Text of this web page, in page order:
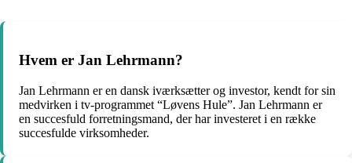
Hvem er Jan Lehrmann?
Jan Lehrmann er en dansk iværksætter og investor, kendt for sin
medvirken i tv-programmet “Løvens Hule”. Jan Lehrmann er
en succesfuld forretningsmand, der har investeret i en række
succesfulde virksomheder.